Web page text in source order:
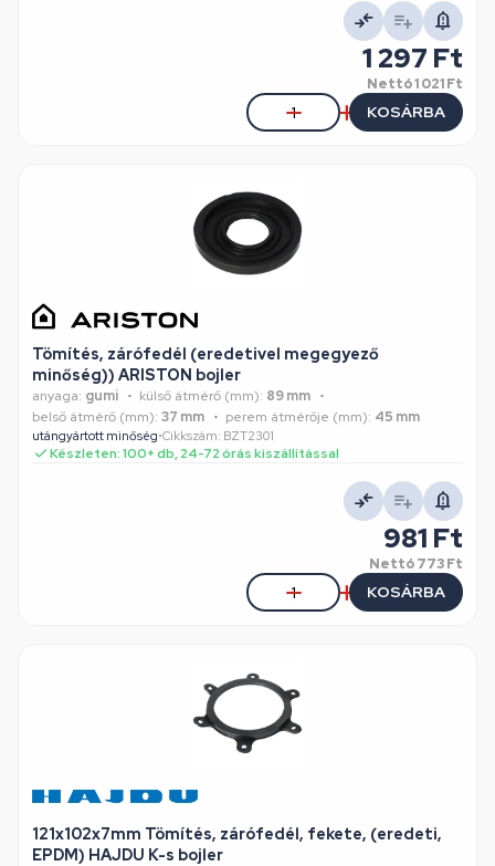
1 297 Ft
Nettó1 021 Ft
KOSÁRBA
Tömítés, zárófedél (eredetivel megegyező
minőség)) ARISTON bojler
anyaga: gumi külső átmérő (mm): 89 mm
belső átmérő (mm): 37 mm perem átmérője (mm): 45 mm
utángyártott minőség•Cikkszám: BZT2301
Készleten: 100+ db, 24-72 órás kiszállítással
981 Ft
Nettó773 Ft
KOSÁRBA
121x102x7mm Tömítés, zárófedél, fekete, (eredeti,
EPDM) HAJDU K-s bojler